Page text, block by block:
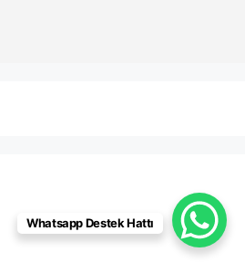
Whatsapp Destek Hattı